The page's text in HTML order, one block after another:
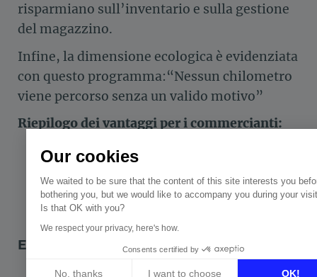
Our cookies
We waited to be sure that the content of this site interests you
bothering you, but we would like to accompany you during your
Is that OK with you?
We respect your privacy, here's how.
Consents certified by
No, thanks I want to choose OK!
risparmiano sull’inventario e sulla gestione
del magazzino.
Infine, la dimensione ecologica è evidenziata
con questo programma:“Nessun chilometro
viene percorso senza un valido motivo”
Riepilogo dei vantaggi per i commercianti:
E per i clienti?